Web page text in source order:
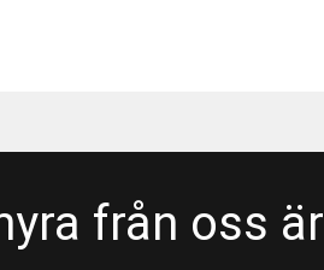
E6 - Area 5300 -från oss är